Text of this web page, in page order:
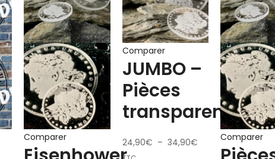
Comparer
Comparer
JUMBO –
Pièces
transparentes
24,90€ – 34,90€ Comparer